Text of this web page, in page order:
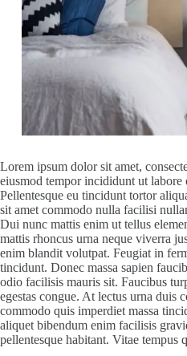
Lorem ipsum dolor sit amet,
eiusmod tempor incididunt ut labore
Pellentesque eu tincidunt tortor
sit amet commodo nulla facilisi
Dui nunc mattis enim ut tellus
mattis rhoncus urna neque viverra
enim blandit volutpat. Feugiat in
tincidunt. Donec massa sapien
odio facilisis mauris sit. Faucibus
egestas congue. At lectus urna duis
commodo quis imperdiet massa
aliquet bibendum enim facilisis
pellentesque habitant. Vitae tempus